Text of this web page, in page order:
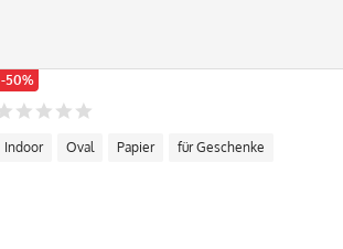
-50%
Indoor Oval Papier für Geschenke